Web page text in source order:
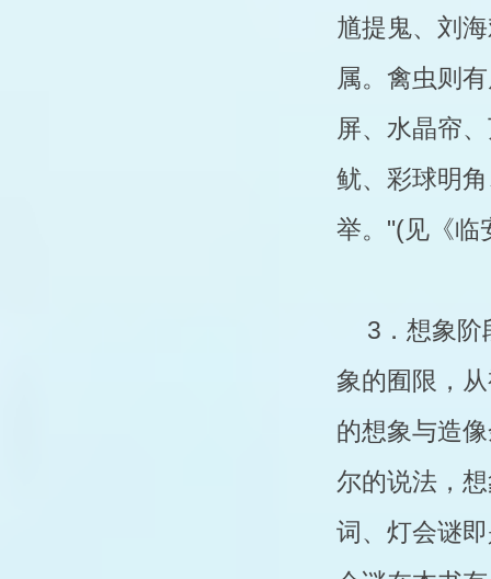
馗提鬼、刘
属。禽虫则
屏、水晶帘
鱿、彩球明
举。"(见《临
3．想象
象的囿限，
的想象与造
尔的说法，
词、灯会谜